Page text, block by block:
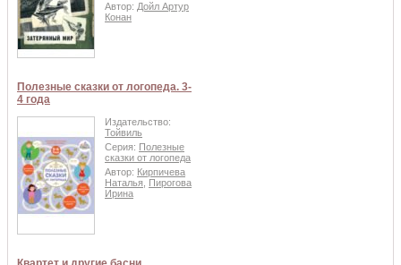
Автор: Дойл Артур
Конан
Полезные сказки от логопеда. 3-
4 года
Издательство:
Тойвиль
Серия: Полезные
сказки от логопеда
Автор: Кирпичева
Наталья
Пирогова
Ирина